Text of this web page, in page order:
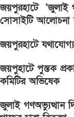
জয়পুরহাটে ‘জুলাই
সোসাইটি আলোচনা
জয়পুরহাটে
জয়পুহাটে পুস্তক
কমিটির অভিষেক
জুলাই গণঅভ্যুত্থান